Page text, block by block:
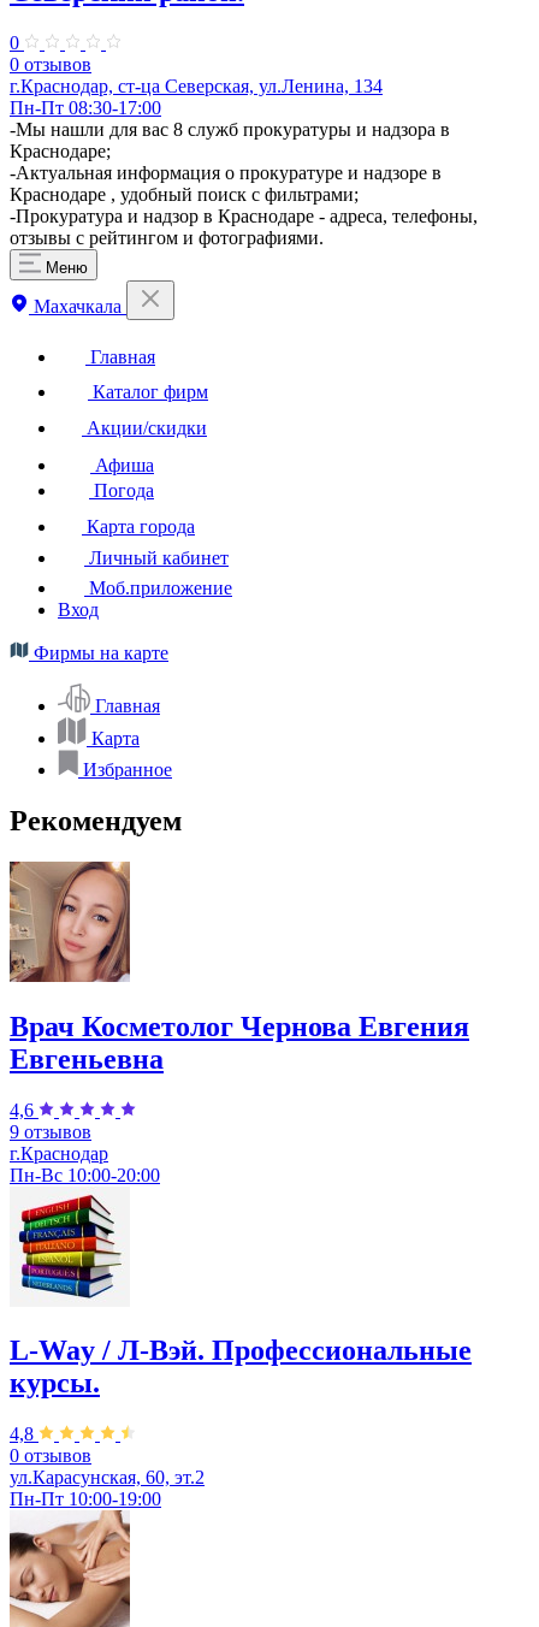
0
0 отзывов
г.Краснодар, ст-ца Северская, ул.Ленина, 134
Пн-Пт 08:30-17:00
​-Мы нашли для вас 8 служб прокуратуры и надзора в
Краснодаре;
-Актуальная информация о прокуратуре и надзоре в
Краснодаре , удобный поиск с фильтрами;
-Прокуратура и надзор в Краснодаре - адреса, телефоны,
отзывы с рейтингом и фотографиями.
Меню
Махачкала
Главная
Каталог фирм
Акции/скидки
Афиша
Погода
Карта города
Личный кабинет
Моб.приложение
Вход
Фирмы на карте
Главная
Карта
Избранное
Рекомендуем
Врач Косметолог Чернова Евгения
Евгеньевна
4,6
9 отзывов
г.Краснодар
Пн-Вс 10:00-20:00
L-Way / Л-Вэй. Профессиональные
курсы.
4,8
0 отзывов
ул.Карасунская, 60, эт.2
Пн-Пт 10:00-19:00